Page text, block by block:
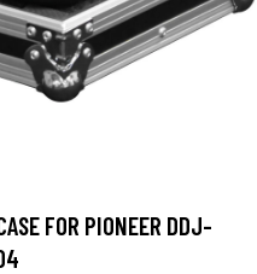
FOR PIONEER DDJ-